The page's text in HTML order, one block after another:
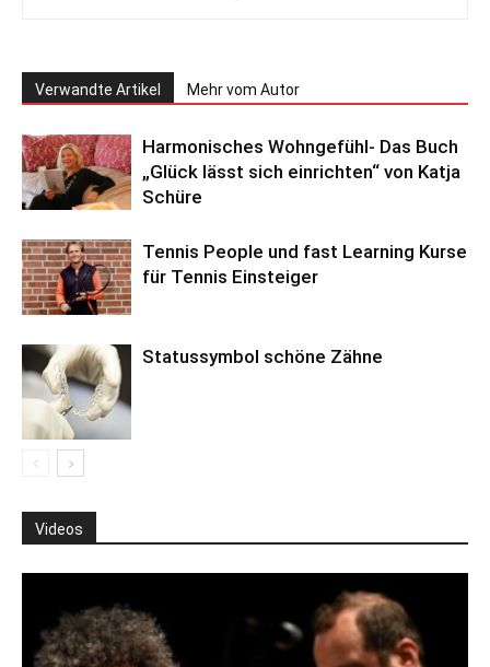
Verwandte Artikel Mehr vom Autor
Harmonisches Wohngefühl- Das Buch
„Glück lässt sich einrichten“ von Katja
Schüre
Tennis People und fast Learning Kurse
für Tennis Einsteiger
Statussymbol schöne Zähne
Videos